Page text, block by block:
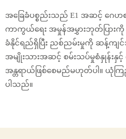
အခြေခံပစ္စည်းသည် E1 အဆင့် ဂေဟ
ကာကွယ်ရေး အမှုန်အမွှားဘုတ်ပြားကို
ခံနိုင်ရည်ရှိပြီး ညစ်ညမ်းမှုကို ဆန့်
အမျိုးသားအဆင့် စမ်းသပ်မှုစံနှုန်း
အန္တရာယ်ဖြစ်စေမည်မဟုတ်ပါ။ ယုံက
ပါသည်။